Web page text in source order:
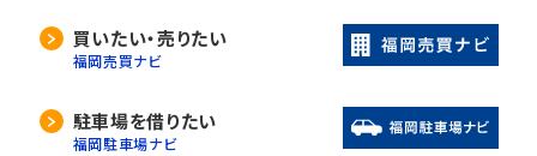
買いたい・売りたい
福岡売買ナビ
駐車場を借りたい
福岡駐車場ナビ